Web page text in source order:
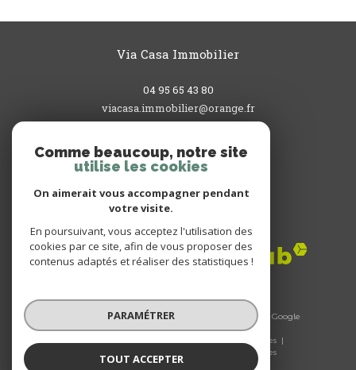
Via Casa Immobilier
04 95 65 43 80
viacasa.immobilier@orange.fr
3, rue du Commandant L'Herminier
bastia
© 2026 | Tous droits réservés | Traduction powered by Google
|
Mentions légales
Cookies
Comme beaucoup, notre site
utilise les cookies
On aimerait vous accompagner pendant
votre visite.
En poursuivant, vous acceptez l'utilisation des
cookies par ce site, afin de vous proposer des
contenus adaptés et réaliser des statistiques !
PARAMÉTRER
TOUT ACCEPTER